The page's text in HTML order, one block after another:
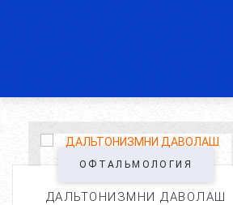
ОФТАЛЬМОЛОГИЯ
ДАЛЬТОНИЗМНИ ДАВОЛАШ